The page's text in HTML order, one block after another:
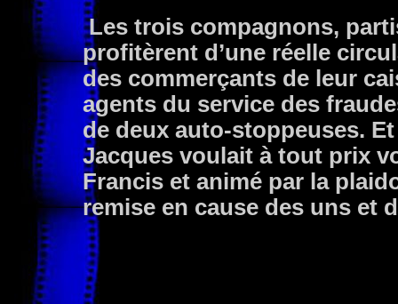
Les trois compagnons,
profitèrent d’une réelle
des commerçants de leur
agents du service des
de deux auto-stoppeuses.
Jacques voulait à tout prix
Francis et animé par la
remise en cause des uns et